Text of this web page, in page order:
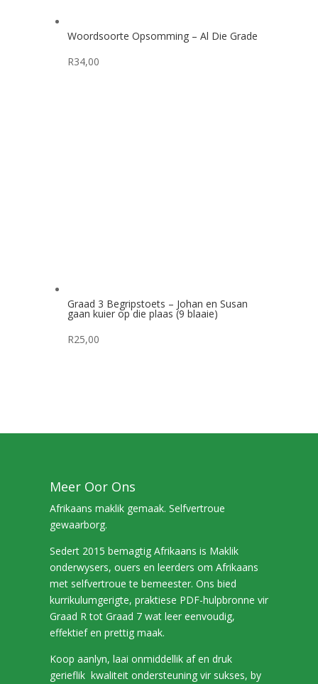
Woordsoorte Opsomming – Al Die Grade
R34,00
Graad 3 Begripstoets – Johan en Susan
gaan kuier op die plaas (9 blaaie)
R25,00
Meer Oor Ons
Afrikaans maklik gemaak. Selfvertroue
gewaarborg.
Sedert 2015 bemagtig Afrikaans is Maklik
onderwysers, ouers en leerders om Afrikaans
met selfvertroue te bemeester. Ons bied
kurrikulumgerigte, praktiese PDF-hulpbronne vir
Graad R tot Graad 7 wat leer eenvoudig,
effektief en prettig maak.
Koop aanlyn, laai onmiddellik af en druk
gerieflik kwaliteit ondersteuning vir sukses, by